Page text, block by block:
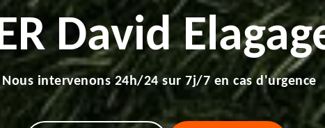
David
Nous intervenons 24h/24 sur 7j/7 en cas d'urgence